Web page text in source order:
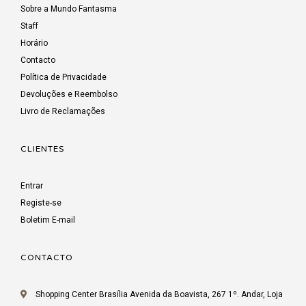
Sobre a Mundo Fantasma
Staff
Horário
Contacto
Política de Privacidade
Devoluções e Reembolso
Livro de Reclamações
CLIENTES
Entrar
Registe-se
Boletim E-mail
CONTACTO
Shopping Center Brasília Avenida da Boavista, 267 1º. Andar, Loja